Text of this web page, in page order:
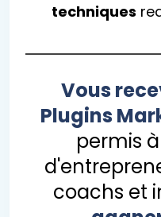
techniques
Vous
Plugins
permis
coachs et